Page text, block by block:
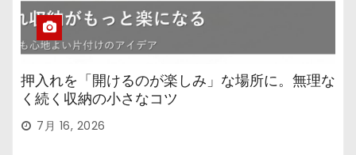
押入れを「開けるのが楽しみ」な場所に。無理な
く続く収納の小さなコツ
7月 16, 2026